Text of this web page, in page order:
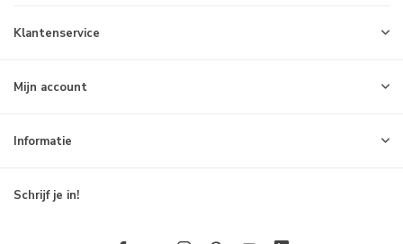
Klantenservice
Mijn account
Informatie
Schrijf je in!